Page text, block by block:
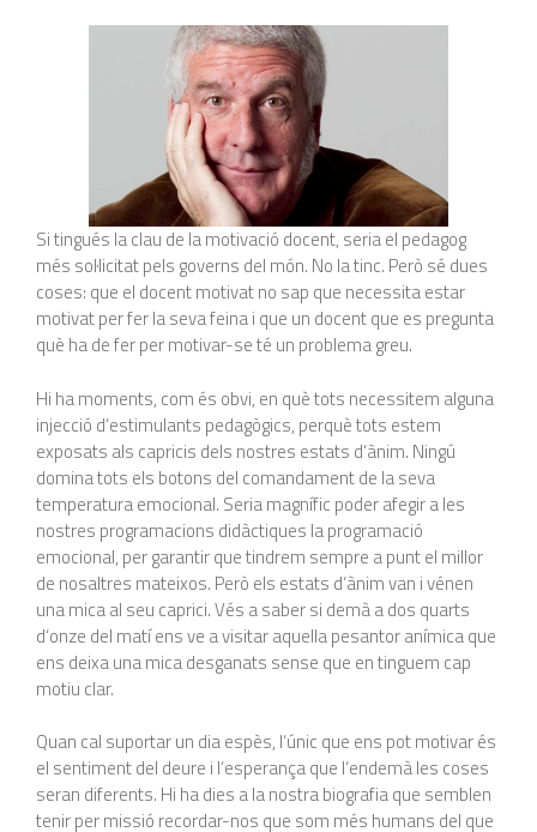
Si tingués la clau de la motivació docent, seria el pedagog
més sol·licitat pels governs del món. No la tinc. Però sé dues
coses: que el docent motivat no sap que necessita estar
motivat per fer la seva feina i que un docent que es pregunta
què ha de fer per motivar-se té un problema greu.
Hi ha moments, com és obvi, en què tots necessitem alguna
injecció d‘estimulants pedagògics, perquè tots estem
exposats als capricis dels nostres estats d‘ànim. Ningú
domina tots els botons del comandament de la seva
temperatura emocional. Seria magnífic poder afegir a les
nostres programacions didàctiques la programació
emocional, per garantir que tindrem sempre a punt el millor
de nosaltres mateixos. Però els estats d‘ànim van i vénen
una mica al seu caprici. Vés a saber si demà a dos quarts
d‘onze del matí ens ve a visitar aquella pesantor anímica que
ens deixa una mica desganats sense que en tinguem cap
motiu clar.
Quan cal suportar un dia espès, l‘únic que ens pot motivar és
el sentiment del deure i l‘esperança que l‘endemà les coses
seran diferents. Hi ha dies a la nostra biografia que semblen
tenir per missió recordar-nos que som més humans del que